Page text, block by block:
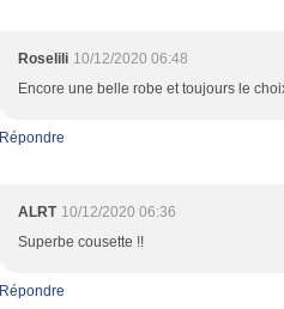
Roselili 10/12/2020 06:48
Encore une belle robe et toujours le
Répondre
ALRT 10/12/2020 06:36
Superbe cousette !!
Répondre